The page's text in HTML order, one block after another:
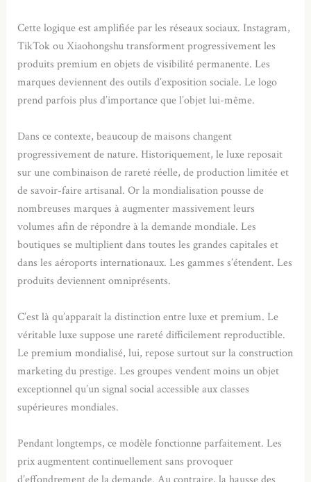
Cette logique est amplifiée par les réseaux sociaux. Instagram,
TikTok ou Xiaohongshu transforment progressivement les
produits premium en objets de visibilité permanente. Les
marques deviennent des outils d’exposition sociale. Le logo
prend parfois plus d’importance que l’objet lui-même.
Dans ce contexte, beaucoup de maisons changent
progressivement de nature. Historiquement, le luxe reposait
sur une combinaison de rareté réelle, de production limitée et
de savoir-faire artisanal. Or la mondialisation pousse de
nombreuses marques à augmenter massivement leurs
volumes afin de répondre à la demande mondiale. Les
boutiques se multiplient dans toutes les grandes capitales et
dans les aéroports internationaux. Les gammes s’étendent. Les
produits deviennent omniprésents.
C’est là qu’apparaît la distinction entre luxe et premium. Le
véritable luxe suppose une rareté difficilement reproductible.
Le premium mondialisé, lui, repose surtout sur la construction
marketing du prestige. Les groupes vendent moins un objet
exceptionnel qu’un signal social accessible aux classes
supérieures mondiales.
Pendant longtemps, ce modèle fonctionne parfaitement. Les
prix augmentent continuellement sans provoquer